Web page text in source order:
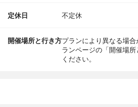
定休日 不定休
開催場所と行き方プランにより異なる場
ランページの「開催場
ください。